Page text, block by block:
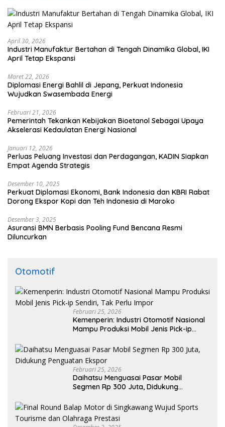
April 30, 2026
Industri Manufaktur Bertahan di Tengah Dinamika Global, IKI
April Tetap Ekspansi
Maret 22, 2026
Diplomasi Energi Bahlil di Jepang, Perkuat Indonesia
Wujudkan Swasembada Energi
Februari 21, 2026
Pemerintah Tekankan Kebijakan Bioetanol Sebagai Upaya
Akselerasi Kedaulatan Energi Nasional
Januari 12, 2026
Perluas Peluang Investasi dan Perdagangan, KADIN Siapkan
Empat Agenda Strategis
Desember 10, 2025
Perkuat Diplomasi Ekonomi, Bank Indonesia dan KBRI Rabat
Dorong Ekspor Kopi dan Teh Indonesia di Maroko
Desember 3, 2025
Asuransi BMN Berbasis Pooling Fund Bencana Resmi
Diluncurkan
Otomotif
Februari 25, 2026
Kemenperin: Industri Otomotif Nasional
Mampu Produksi Mobil Jenis Pick-ip
Februari 25, 2026
Daihatsu Menguasai Pasar Mobil
Segmen Rp 300 Juta, Didukung